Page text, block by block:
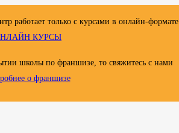
работает только с курсами в онлайн-формате
КУРСЫ
школы по франшизе, то свяжитесь с нами
о франшизе